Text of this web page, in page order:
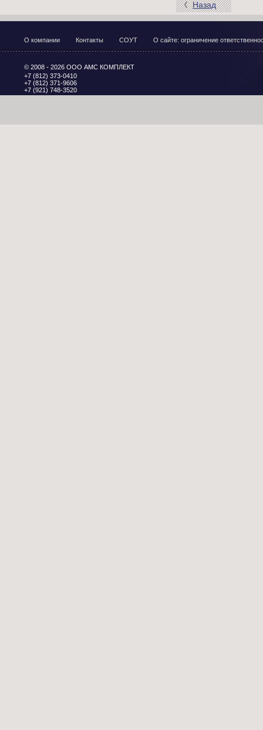
Назад
О компании Контакты СОУТ О сайте: ограничение
+7 (812) 373-0410
+7 (812) 371-9606
+7 (921) 748-3520
© 2008 - 2026 ООО АМС КОМПЛЕКТ